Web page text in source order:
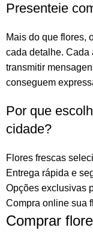
Presenteie
Mais do que flores,
cada detalhe. Cada
transmitir
conseguem
Por que
cidade?
Flores frescas
Entrega rápida e
Opções exclusivas
Compra online sua
Comprar